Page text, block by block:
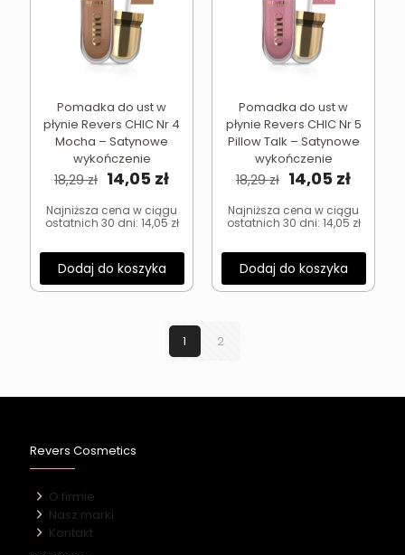
Pomadka do ust w
płynie Revers CHIC Nr 4
Mocha – Satynowe
wykończenie
18,29zł Pierwotna
wynosiła:
18,29 zł.
14,05 złAktualna
wynosi:
14,05 zł.
Najniższa cena w ciągu
ostatnich 30 dni: 14,05 zł
Dodaj do koszyka
Pomadka do ust w
płynie Revers CHIC Nr 5
Pillow Talk – Satynowe
wykończenie
18,29zł Pierwotna
wynosiła:
18,29 zł.
14,05 zł
14,05
Najniższa cena w ciągu
ostatnich 30 dni: 14,05 zł
Dodaj do koszyka
1 2
Revers Cosmetics
O firmie
Nasz marki
Kontakt